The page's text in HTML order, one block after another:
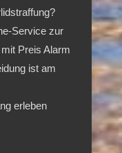
Service zur
Preis Alarm
ist am
erleben